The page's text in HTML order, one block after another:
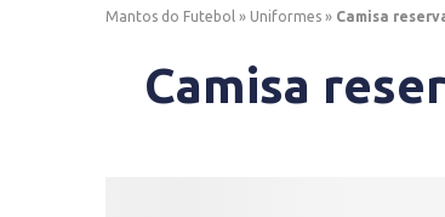
Mantos do Futebol » Uniformes » Camisa
Camisa